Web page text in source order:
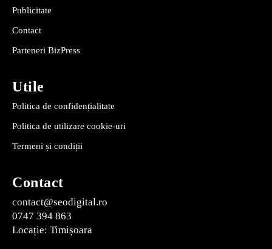
Publicitate
Contact
Parteneri BizPress
Utile
Politica de confidențialitate
Politica de utilizare cookie-uri
Termeni și condiții
Contact
contact@seodigital.ro
0747 394 863
Locație: Timișoara